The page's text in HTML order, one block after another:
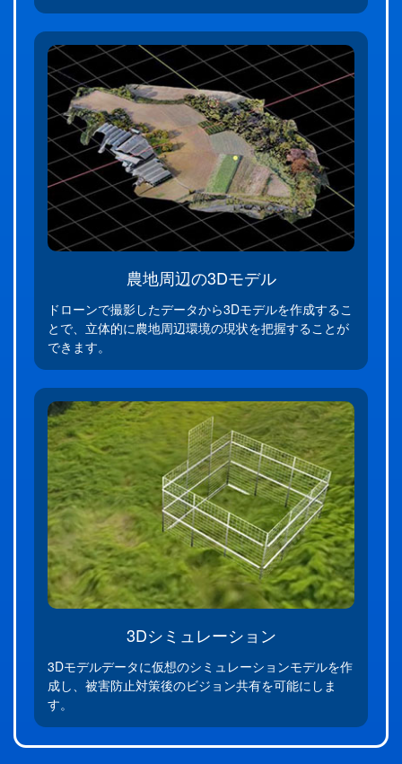
農地周辺の3Dモデル
ドローンで撮影したデータから3Dモデルを作成するこ
とで、立体的に農地周辺環境の現状を把握することが
できます。
3Dシミュレーション
3Dモデルデータに仮想のシミュレーションモデルを作
成し、被害防止対策後のビジョン共有を可能にしま
す。